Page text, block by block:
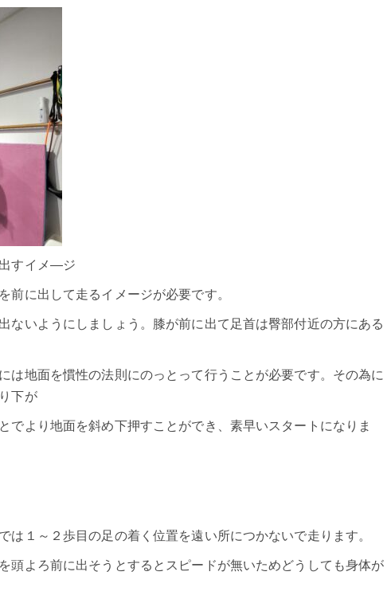
すイメ―ジ
前に出して走るイメージが必要です。
ないようにしましょう。膝が前に出て足首は臀部付近の方にある
は地面を慣性の法則にのっとって行うことが必要です。その為に
下が
でより地面を斜め下押すことができ、素早いスタートになりま
は１～２歩目の足の着く位置を遠い所につかないで走ります。
頭よろ前に出そうとするとスピードが無いためどうしても身体が